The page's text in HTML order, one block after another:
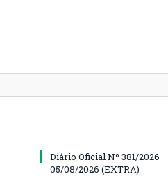
Diário Oficial Nº 381/2026 –
05/08/2026 (EXTRA)